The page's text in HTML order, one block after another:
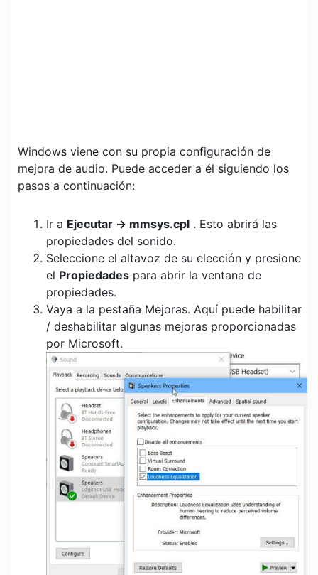
Windows viene con su propia configuración de
mejora de audio. Puede acceder a él siguiendo los
pasos a continuación:
Ir a Ejecutar -> mmsys.cpl . Esto abrirá las
propiedades del sonido.
Seleccione el altavoz de su elección y presione
el Propiedades para abrir la ventana de
propiedades.
Vaya a la pestaña Mejoras. Aquí puede habilitar
/ deshabilitar algunas mejoras proporcionadas
por Microsoft.